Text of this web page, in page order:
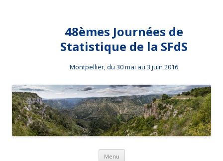
48èmes Journées de
Statistique de la SFdS
Montpellier, du 30 mai au 3 juin 2016
Menu Aller au contenu principal